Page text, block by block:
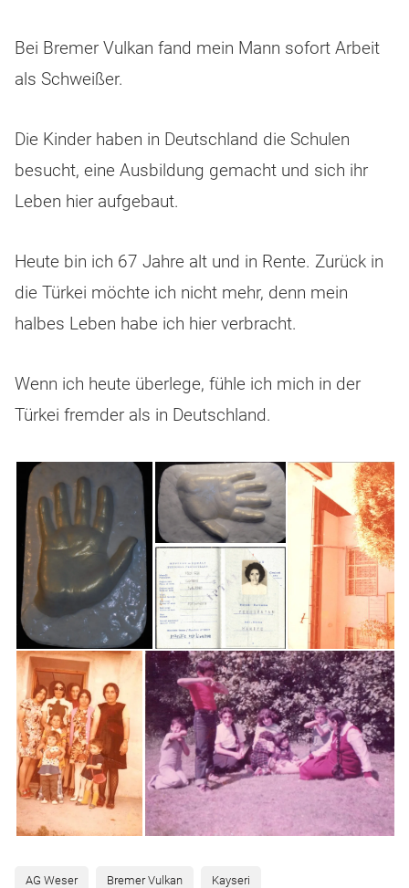
Bei Bremer Vulkan fand mein Mann sofort Arbeit
als Schweißer.
Die Kinder haben in Deutschland die Schulen
besucht, eine Ausbildung gemacht und sich ihr
Leben hier aufgebaut.
Heute bin ich 67 Jahre alt und in Rente. Zurück in
die Türkei möchte ich nicht mehr, denn mein
halbes Leben habe ich hier verbracht.
Wenn ich heute überlege, fühle ich mich in der
Türkei fremder als in Deutschland.
AG Weser Bremer Vulkan Kayseri